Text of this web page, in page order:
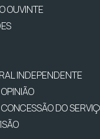
OUVINTE
INDEPENDENTE
DO